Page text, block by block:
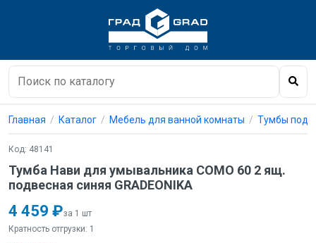
Главная Каталог Мебель для ванной комнаты Тумбы под
Код: 48141
Тумба Нави для умывальника COMO 60 2 ящ.
подвесная синяя GRADEONIKA
4 459 ₽за 1 шт
Кратность отгрузки: 1